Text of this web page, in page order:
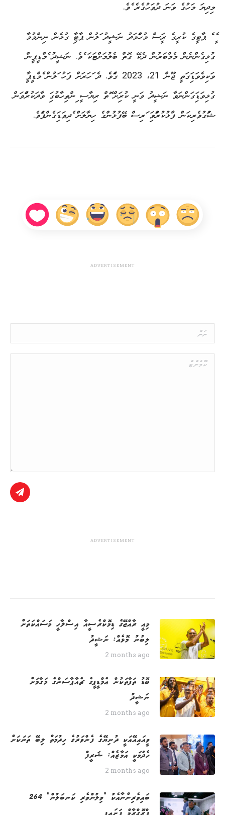
މިދިޔަ މަހުގެ ވަނަ ދުވަހުގެރެ އެވެ.
އެއީ އެ ޕާޓީގެ ކުރީގެ ރައީސް މުހައްމަދު ނަޝީދު އަލުން ޕާޓިއާ ގުޅެން ނިންމުމާ
ގުޅިގެންނެން މެމްބަރުން ދެކޭ ގޮތް ބެލުމަށްޓަކަ އެވެ. ނަޝީދު އެމްޑީޕީން
ވަކިވެވަޑައިގަތީ ޖޫން 21، 2023 ގައެވެ. ދެ އަހަރަށް ފަހު އަލުން އެމްޑީޕީއާ
ގުޅިވަޑައިގަންނަވާ ނަޝީދު ވަނީ ކުރިއަށް އޮތް ރިޔާސީ އިންތިހާބުގައި ވާދަކުރައްވަން
ޝައުގުވެރިކަން ފާޅުކުރައްވައި އަރިސް ބޭފުޅުންގެ ހިޔާލަށް އެދިވަޑައިގެންފައެވެ.
މިއީ ރާއްޖޭގެ ޑިމޮކްރެސީއާ އިސްލާހީ މަސައްކަތަށް
ލިބުނު މޮޅެއް: ނަޝީދު
2 months ago
ބޮޑު ތަފާތަކުން އެމްޑީޕީގެ ޗެއާޕާސަންގެ މަގާމަށް
ނަޝީދު
2 months ago
ވީއައިއޭއަކީ ދުނިޔޭގެ ފެންވަރުގެ ހިދުމަތް ލިބޭ ތަނަކަށް
ހެދުމަކީ އަމާޒެއް: ޝަރީފް
2 months ago
264 ބައިވެރިންނާއެކު "ވިލުންވެރި ކަނބަލުން"